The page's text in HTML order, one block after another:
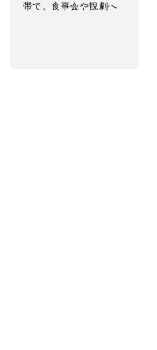
帯で、食事会や観劇へ